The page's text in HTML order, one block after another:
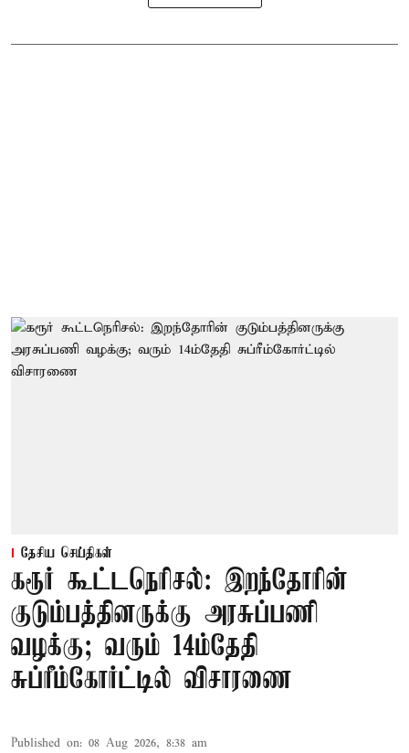
தேசிய செய்திகள்
கரூர் கூட்டநெரிசல்: இறந்தோரின்
குடும்பத்தினருக்கு அரசுப்பணி
வழக்கு; வரும் 14ம்தேதி
சுப்ரீம்கோர்ட்டில் விசாரணை
Published on: 08 Aug 2026, 8:38 am